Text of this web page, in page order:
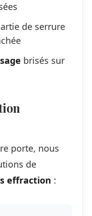
de serrure
brisés sur
porte, nous
de
effraction :